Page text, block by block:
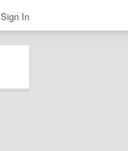
Sign In